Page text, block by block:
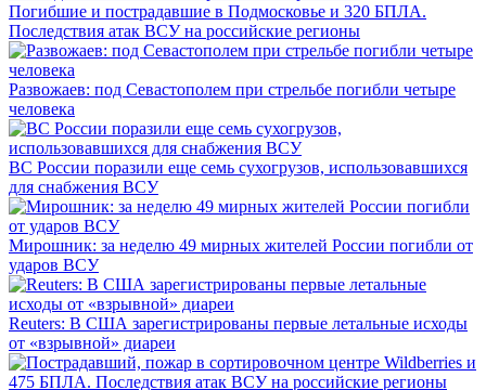
Погибшие и пострадавшие в Подмосковье и 320 БПЛА.
Последствия атак ВСУ на российские регионы
Развожаев: под Севастополем при стрельбе погибли четыре
человека
ВС России поразили еще семь сухогрузов, использовавшихся
для снабжения ВСУ
Мирошник: за неделю 49 мирных жителей России погибли от
ударов ВСУ
Reuters: В США зарегистрированы первые летальные исходы
от «взрывной» диареи